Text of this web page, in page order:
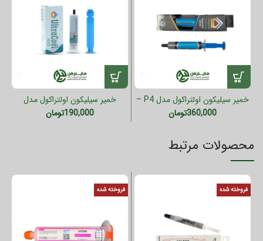
خمیر سیلیکون اولتراکول مدل P4 –
ضریب 8 (سرنگی)
360,000تومان
خمیر سیلیکون اولتراکول مدل
MAP403 – ضریب 3 (سرنگی)190,000تومان
محصولات مرتبط
فروخته شده فروخته شده